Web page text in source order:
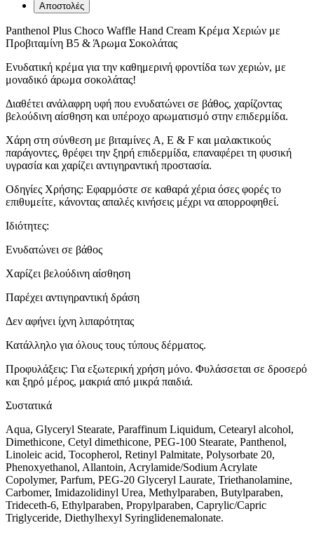
Αποστολές
Panthenol Plus Choco Waffle Hand Cream Κρέμα Χεριών με
Προβιταμίνη Β5 & Άρωμα Σοκολάτας
Ενυδατική κρέμα για την καθημερινή φροντίδα των χεριών, με
μοναδικό άρωμα σοκολάτας!
Διαθέτει ανάλαφρη υφή που ενυδατώνει σε βάθος, χαρίζοντας
βελούδινη αίσθηση και υπέροχο αρωματισμό στην επιδερμίδα.
Χάρη στη σύνθεση με βιταμίνες A, E & F και μαλακτικούς
παράγοντες, θρέφει την ξηρή επιδερμίδα, επαναφέρει τη φυσική
υγρασία και χαρίζει αντιγηραντική προστασία.
Οδηγίες Χρήσης: Εφαρμόστε σε καθαρά χέρια όσες φορές το
επιθυμείτε, κάνοντας απαλές κινήσεις μέχρι να απορροφηθεί.
Ιδιότητες:
Ενυδατώνει σε βάθος
Χαρίζει βελούδινη αίσθηση
Παρέχει αντιγηραντική δράση
Δεν αφήνει ίχνη λιπαρότητας
Κατάλληλο για όλους τους τύπους δέρματος.
Προφυλάξεις: Για εξωτερική χρήση μόνο. Φυλάσσεται σε δροσερό
και ξηρό μέρος, μακριά από μικρά παιδιά.
Συστατικά
Aqua, Glyceryl Stearate, Paraffinum Liquidum, Cetearyl alcohol,
Dimethicone, Cetyl dimethicone, PEG-100 Stearate, Panthenol,
Linoleic acid, Tocopherol, Retinyl Palmitate, Polysorbate 20,
Phenoxyethanol, Allantoin, Acrylamide/Sodium Acrylate
Copolymer, Parfum, PEG-20 Glyceryl Laurate, Triethanolamine,
Carbomer, Imidazolidinyl Urea, Methylparaben, Butylparaben,
Trideceth-6, Ethylparaben, Propylparaben, Caprylic/Capric
Triglyceride, Diethylhexyl Syringlidenemalonate.